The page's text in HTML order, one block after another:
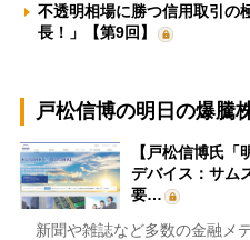
不透明相場に勝つ信用取引
長！」【第9回】
戸松信博の明日の爆騰
【戸松信博氏
デバイス：サム
要…
新聞や雑誌など多数の金融メ